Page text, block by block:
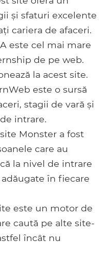
și sfaturi excelente
cariera de afaceri.
este cel mai mare
de pe web.
la acest site.
este o sursă
stagii de vară și
intrare.
Monster a fost
care au
la nivel de intrare
în fiecare
este un motor de
caută pe alte site-
încât nu